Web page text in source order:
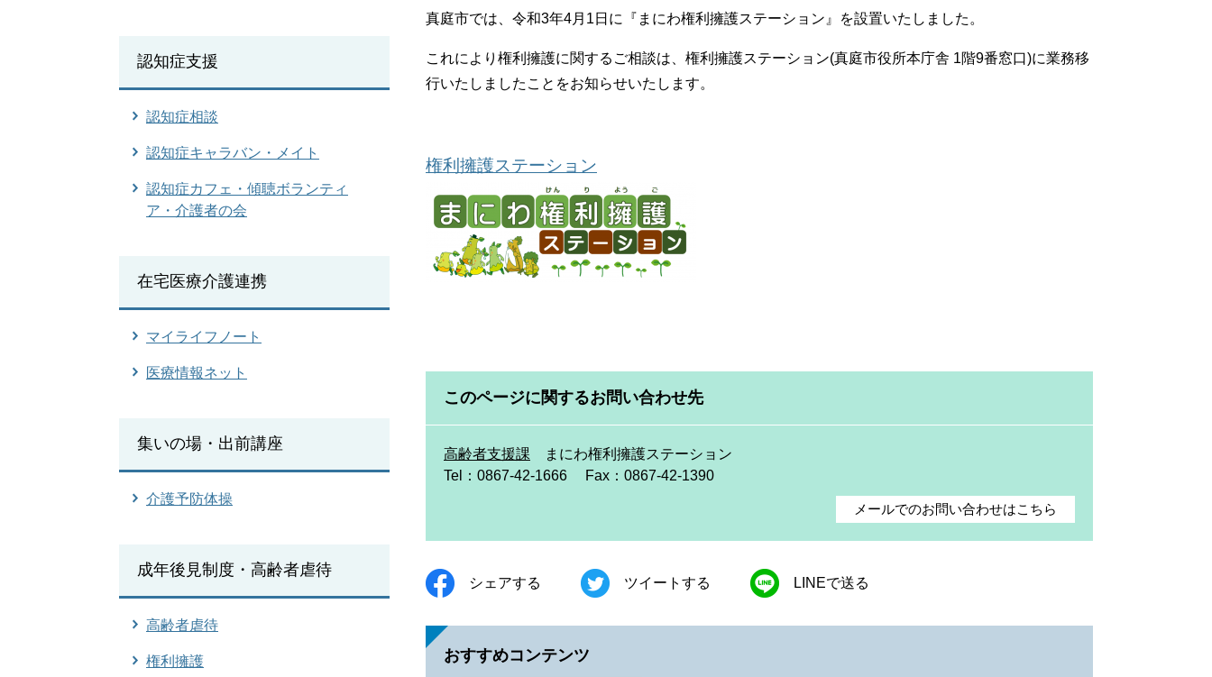
真庭市では、令和3年4月1日に『まにわ権利擁護ステーション』を設置いたしました。
これにより権利擁護に関するご相談は、権利擁護ステーション(真庭市役所本庁舎 1階9番窓口)に業務移
行いたしましたことをお知らせいたします。
権利擁護ステーション
このページに関するお問い合わせ先
高齢者支援課
まにわ権利擁護ステーション
Tel：0867-42-1666
Fax：0867-42-1390
メールでのお問い合わせはこちら
シェアする ツイートする LINEで送る
おすすめコンテンツ
認知症支援
認知症相談
認知症キャラバン・メイト
認知症カフェ・傾聴ボランティ
ア・介護者の会
在宅医療介護連携
マイライフノート
医療情報ネット
集いの場・出前講座
介護予防体操
成年後見制度・高齢者虐待
高齢者虐待
権利擁護